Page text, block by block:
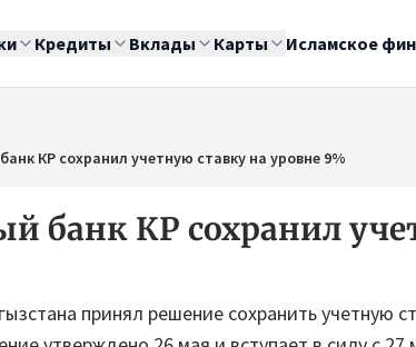
Кредиты Вклады Карты Исламское
КР сохранил учетную ставку на уровне 9%
банк КР сохранил
принял решение сохранить учетную